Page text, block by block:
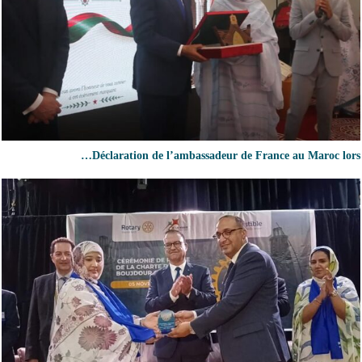
Déclaration de l’ambassadeur de France au Maroc lors…